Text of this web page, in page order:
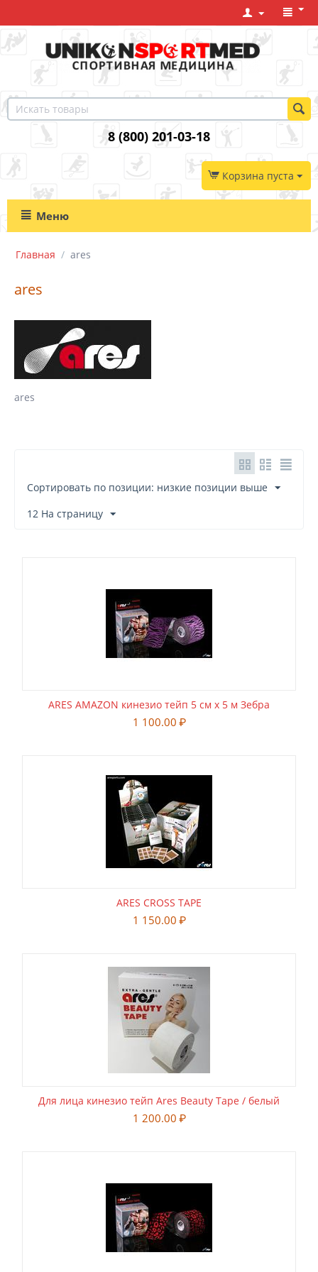
8 (800) 201-03-18
Корзина пуста
Меню
Главная / ares
ares
ares
Сортировать по позиции: низкие позиции выше
12 На страницу
ARES AMAZON кинезио тейп 5 см х 5 м Зебра
1 100.00 ₽
ARES CROSS TAPE
1 150.00 ₽
Для лица кинезио тейп Ares Beauty Tape / белый
1 200.00 ₽